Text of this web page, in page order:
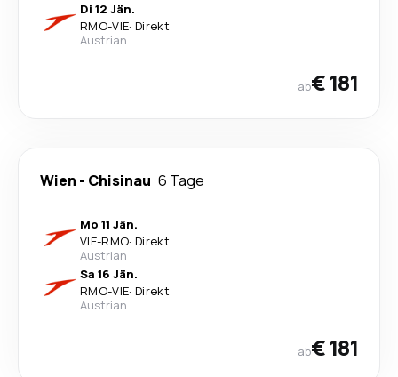
Di 12 Jän.
RMO-VIE· Direkt
Austrian
ab€ 181
Wien - Chisinau 6 Tage
Mo 11 Jän.
VIE-RMO· Direkt
Austrian
Sa 16 Jän.
RMO-VIE· Direkt
Austrian
ab€ 181